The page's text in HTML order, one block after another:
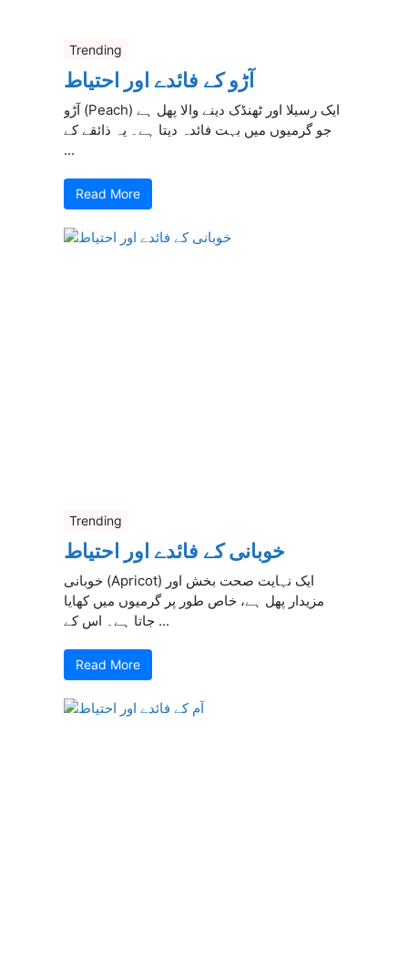
Trending
آڑو کے فائدے اور احتیاط
آڑو (Peach) ایک رسیلا اور ٹھنڈک دینے والا پھل ہے
جو گرمیوں میں بہت فائدہ دیتا ہے۔ یہ ذائقے کے
...
Read More
Trending
خوبانی کے فائدے اور احتیاط
خوبانی (Apricot) ایک نہایت صحت بخش اور
مزیدار پھل ہے، خاص طور پر گرمیوں میں کھایا
جاتا ہے۔ اس کے ...
Read More